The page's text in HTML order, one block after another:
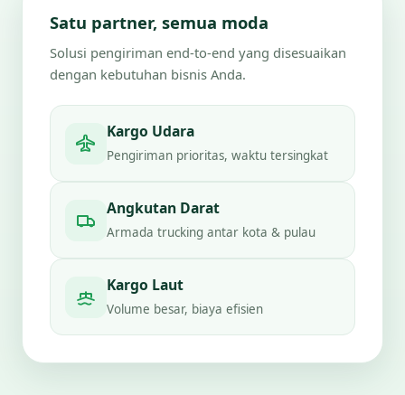
Satu partner, semua moda
Solusi pengiriman end-to-end yang disesuaikan
dengan kebutuhan bisnis Anda.
Kargo Udara
Pengiriman prioritas, waktu tersingkat
Angkutan Darat
Armada trucking antar kota & pulau
Kargo Laut
Volume besar, biaya efisien